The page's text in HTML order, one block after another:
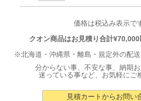
価格は税込み表示で
クオン商品はお見積り合計
※北海道・沖縄県・離島・規定外の配送
分からない事、不安な事、納期お
迷っている事など、お気軽にご
見積カートからお問い